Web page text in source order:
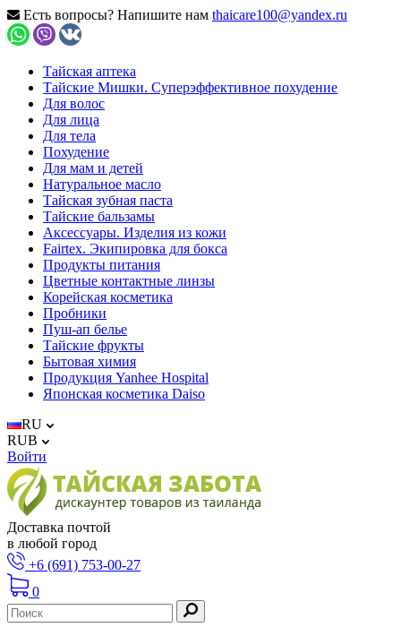
Есть вопросы? Напишите нам thaicare100@yandex.ru
Тайская аптека
Тайские Мишки. Суперэффективное похудение
Для волос
Для лица
Для тела
Похудение
Для мам и детей
Натуральное масло
Тайская зубная паста
Тайские бальзамы
Аксессуары. Изделия из кожи
Fairtex. Экипировка для бокса
Продукты питания
Цветные контактные линзы
Корейская косметика
Пробники
Пуш-ап белье
Тайские фрукты
Бытовая химия
Продукция Yanhee Hospital
Японская косметика Daiso
RU
RUB
Войти
Доставка почтой
в любой город
+6 (691) 753-00-27
0